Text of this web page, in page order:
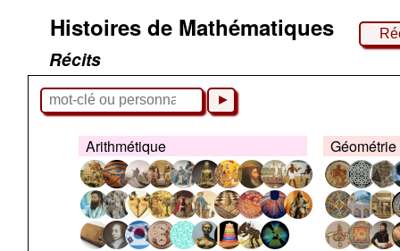
Histoires de Mathématiques
Récits
►
Arithmétique Géométrie